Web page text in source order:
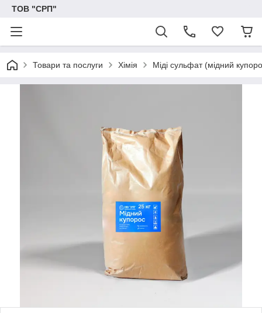
ТОВ "СРП"
Товари та послуги Хімія Міді сульфат (мідний